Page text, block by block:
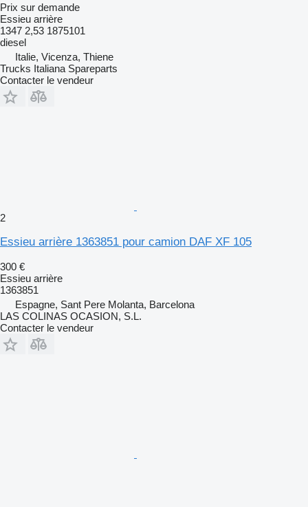
Prix sur demande
Essieu arrière
1347 2,53 1875101
diesel
Italie, Vicenza, Thiene
Trucks Italiana Spareparts
Contacter le vendeur
2
Essieu arrière 1363851 pour camion DAF XF 105
300 €
Essieu arrière
1363851
Espagne, Sant Pere Molanta, Barcelona
LAS COLINAS OCASION, S.L.
Contacter le vendeur